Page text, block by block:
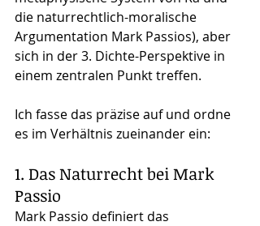
die naturrechtlich-moralische
Argumentation Mark Passios), aber
sich in der 3. Dichte-Perspektive in
einem zentralen Punkt treffen.
Ich fasse das präzise auf und ordne
es im Verhältnis zueinander ein:
1. Das Naturrecht bei Mark
Passio
Mark Passio definiert das